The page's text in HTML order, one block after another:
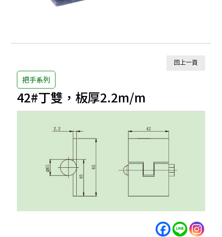
回上一頁
把手系列
42#丁雙，板厚2.2m/m